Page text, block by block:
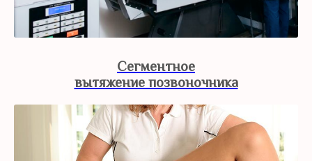
Сегментное
вытяжение позвоночника